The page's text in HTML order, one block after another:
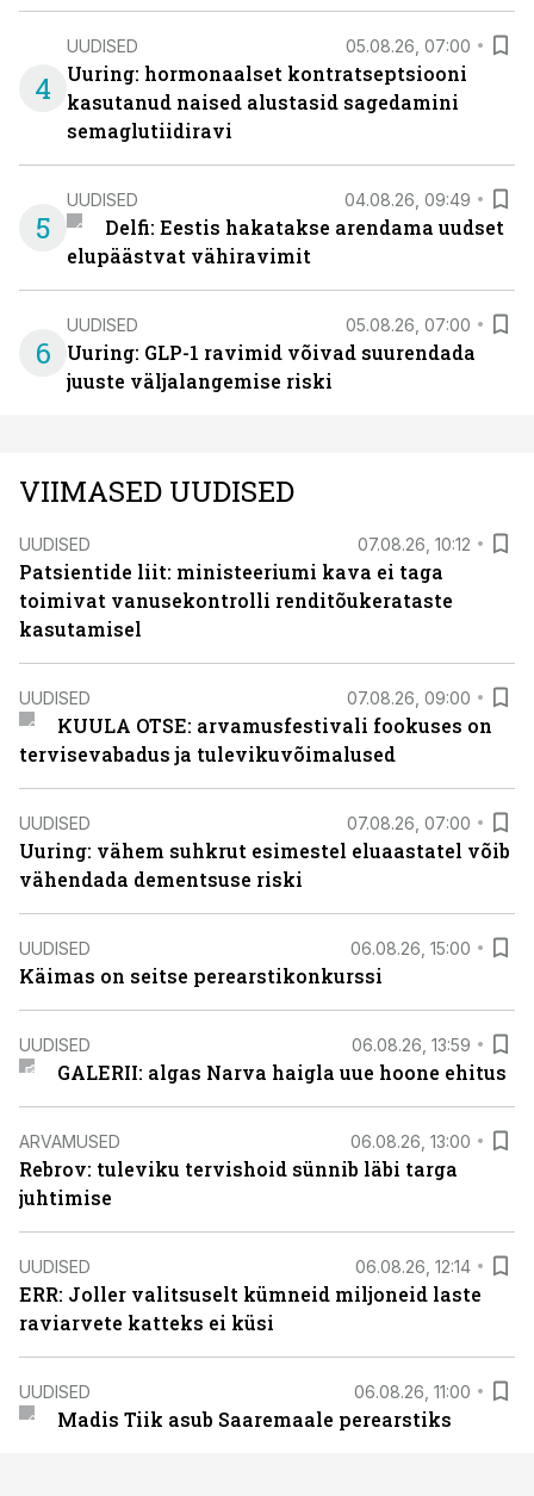
4
UUDISED 05.08.26, 07:00
Uuring: hormonaalset kontratseptsiooni
kasutanud naised alustasid sagedamini
semaglutiidiravi
5
UUDISED 04.08.26, 09:49
Delfi: Eestis hakatakse arendama uudset
elupäästvat vähiravimit
6
UUDISED 05.08.26, 07:00
Uuring: GLP-1 ravimid võivad suurendada
juuste väljalangemise riski
VIIMASED UUDISED
UUDISED 07.08.26, 10:12
Patsientide liit: ministeeriumi kava ei taga
toimivat vanusekontrolli renditõukerataste
kasutamisel
UUDISED 07.08.26, 09:00
KUULA OTSE: arvamusfestivali fookuses on
tervisevabadus ja tulevikuvõimalused
UUDISED 07.08.26, 07:00
Uuring: vähem suhkrut esimestel eluaastatel võib
vähendada dementsuse riski
UUDISED 06.08.26, 15:00
Käimas on seitse perearstikonkurssi
UUDISED 06.08.26, 13:59
GALERII: algas Narva haigla uue hoone ehitus
ARVAMUSED 06.08.26, 13:00
Rebrov: tuleviku tervishoid sünnib läbi targa
juhtimise
UUDISED 06.08.26, 12:14
ERR: Joller valitsuselt kümneid miljoneid laste
raviarvete katteks ei küsi
UUDISED 06.08.26, 11:00
Madis Tiik asub Saaremaale perearstiks